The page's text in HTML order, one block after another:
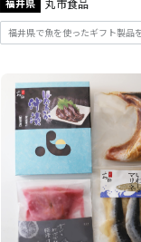
丸市食品
福井県で魚を使ったギフト製品